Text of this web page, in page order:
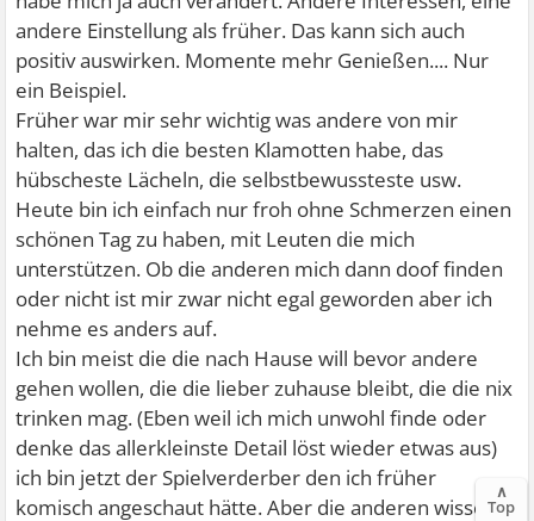
andere Einstellung als früher. Das kann sich auch
positiv auswirken. Momente mehr Genießen.... Nur
ein Beispiel.
Früher war mir sehr wichtig was andere von mir
halten, das ich die besten Klamotten habe, das
hübscheste Lächeln, die selbstbewussteste usw.
Heute bin ich einfach nur froh ohne Schmerzen einen
schönen Tag zu haben, mit Leuten die mich
unterstützen. Ob die anderen mich dann doof finden
oder nicht ist mir zwar nicht egal geworden aber ich
nehme es anders auf.
Ich bin meist die die nach Hause will bevor andere
gehen wollen, die die lieber zuhause bleibt, die die nix
trinken mag. (Eben weil ich mich unwohl finde oder
denke das allerkleinste Detail löst wieder etwas aus)
ich bin jetzt der Spielverderber den ich früher
komisch angeschaut hätte. Aber die anderen wissen
∧
Top